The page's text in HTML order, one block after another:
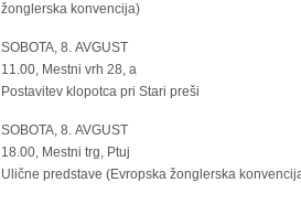
žonglerska konvencija)
SOBOTA, 8. AVGUST
11.00, Mestni vrh 28, a
Postavitev klopotca pri Stari preši
SOBOTA, 8. AVGUST
18.00, Mestni trg, Ptuj
Ulične predstave (Evropska žonglerska